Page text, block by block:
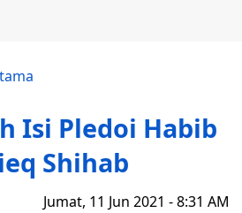
Isi Pledoi Habib
Shihab
Jumat, 11 Jun 2021 - 8:31 AM